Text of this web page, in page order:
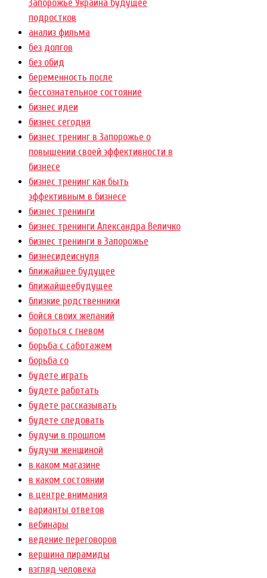
Запорожье Украина будущее
подростков
анализ фильма
без долгов
без обид
беременность после
бессознательное состояние
бизнес идеи
бизнес сегодня
бизнес тренинг в Запорожье о
повышении своей эффективности в
бизнесе
бизнес тренинг как быть
эффективным в бизнесе
бизнес тренинги
бизнес тренинги Александра Величко
бизнес тренинги в Запорожье
бизнесидеиснуля
ближайшее будущее
ближайшеебудущее
близкие родственники
бойся своих желаний
бороться с гневом
борьба с саботажем
борьба со
будете играть
будете работать
будете рассказывать
будете следовать
будучи в прошлом
будучи женщиной
в каком магазине
в каком состоянии
в центре внимания
варианты ответов
вебинары
ведение переговоров
вершина пирамиды
взгляд человека